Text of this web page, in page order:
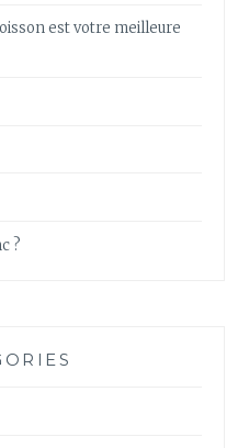
est votre meilleure
?